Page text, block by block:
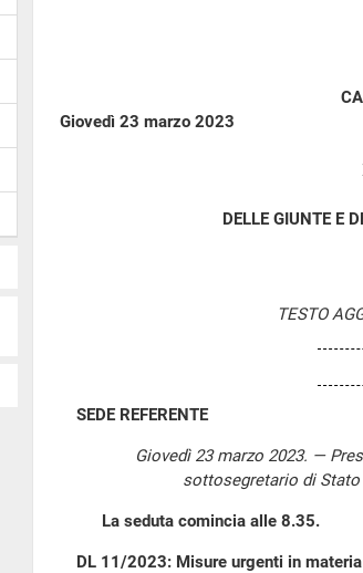
Giovedì 23 marzo 2023
DELLE GIUNTE E
TESTO
SEDE REFERENTE
Giovedì 23 marzo 2023. —
sottosegretario di Stato
La seduta comincia alle 8.35.
DL 11/2023: Misure urgenti in